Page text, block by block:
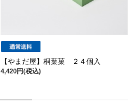
【やまだ屋】桐葉菓 ２４個入
4,420円(税込)